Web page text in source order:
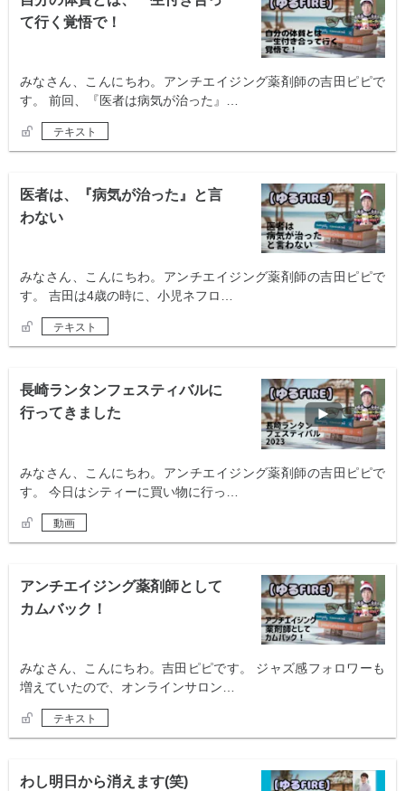
て行く覚悟で！
みなさん、こんにちわ。アンチエイジング薬剤師の吉田ピピで
す。 前回、『医者は病気が治った』…
テキスト
医者は、『病気が治った』と言
わない
みなさん、こんにちわ。アンチエイジング薬剤師の吉田ピピで
す。 吉田は4歳の時に、小児ネフロ…
テキスト
長崎ランタンフェスティバルに
行ってきました
みなさん、こんにちわ。アンチエイジング薬剤師の吉田ピピで
す。 今日はシティーに買い物に行っ…
動画
アンチエイジング薬剤師として
カムバック！
みなさん、こんにちわ。吉田ピピです。 ジャズ感フォロワーも
増えていたので、オンラインサロン…
テキスト
わし明日から消えます(笑)